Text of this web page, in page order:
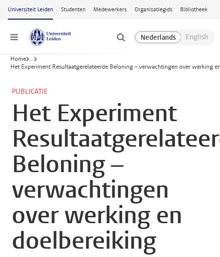
Ga naar hoofdinhoud
Universiteit Leiden Studenten Medewerkers Organisatiegids Bibliotheek
Menu
Home ...
Het Experiment Resultaatgerelateerde Beloning – verwachtingen over werking
PUBLICATIE
Het Experiment
Beloning –
verwachtingen
over werking en
doelbereiking